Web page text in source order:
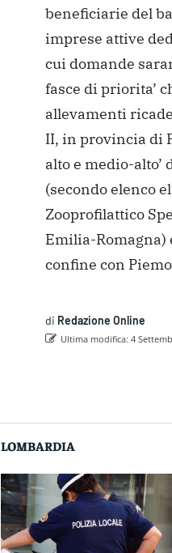
beneficiarie del
imprese attive
cui domande
fasce di priorita’
allevamenti
II, in provincia di
alto e medio-
(secondo elenco
Zooprofilattico
Emilia-
confine con
di Redazione Online
Ultima modifica: 4
LOMBARDIA